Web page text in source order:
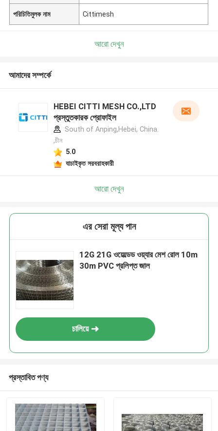
পরিচিতিমুলক নাম Cittimesh
আরো দেখুন
আমাদের সম্পর্কে
HEBEI CITTI MESH CO.,LTD
প্রস্তুতকারক প্রোফাইল
South of Anping,Hebei, China.
,চীন
5.0
যাচাইকৃত সরবরাহকারী
আরো দেখুন
এর সেরা মূল্য পান
12G 21G ওয়েল্ডেড ওয়্যার মেশ রোল 10m
30m PVC প্রলিপ্ত জাল
চালিয়ে
প্রস্তাবিত পণ্য